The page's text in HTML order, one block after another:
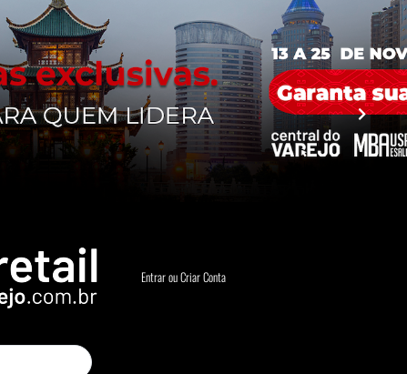
Entrar ou Criar Conta